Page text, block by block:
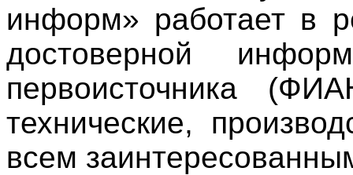
информ» работает в
достоверной
первоисточника
технические,
всем